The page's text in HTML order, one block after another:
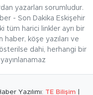
yazarları sorumludur.
- Son Dakika Eskişehir
tüm harici linkler ayrı bir
haber, köşe yazıları ve
dahi, herhangi bir
Yazılımı: TE Bilişim